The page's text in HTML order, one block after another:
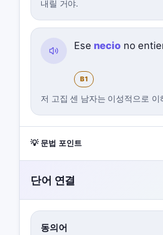
내릴 거야.
Ese neciono
B1
저 고집 센 남자는 이성적으로 이
💡 문법 포인트
단어 연결
동의어